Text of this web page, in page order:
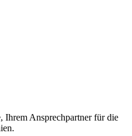
Ihrem Ansprechpartner für die